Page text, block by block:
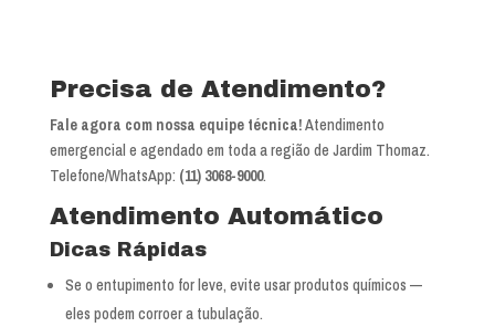
Precisa de Atendimento?
Fale agora com nossa equipe técnica!Atendimento
emergencial e agendado em toda a região de Jardim Thomaz.
Telefone/WhatsApp: (11) 3068-9000.
Atendimento Automático
Dicas Rápidas
Se o entupimento for leve, evite usar produtos químicos —
eles podem corroer a tubulação.